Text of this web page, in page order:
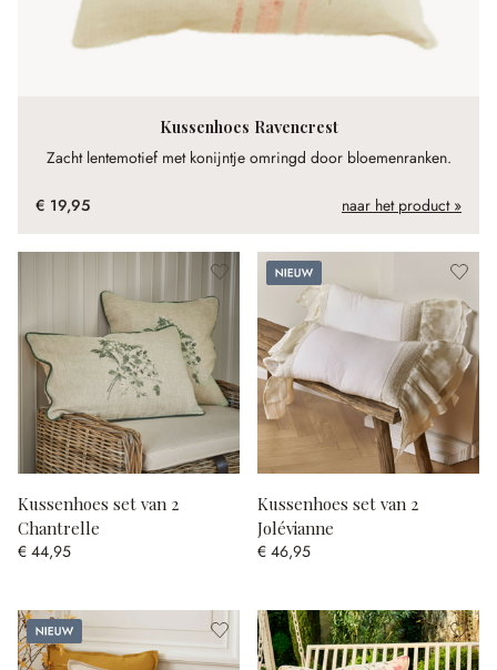
Kussenhoes Ravencrest
Zacht lentemotief met konijntje omringd door bloemenranken.
€ 19,95 naar het product »
Kussenhoes set van 2
Chantrelle
€ 44,95
Nieuw
Kussenhoes set van 2
Jolévianne
€ 46,95
Nieuw